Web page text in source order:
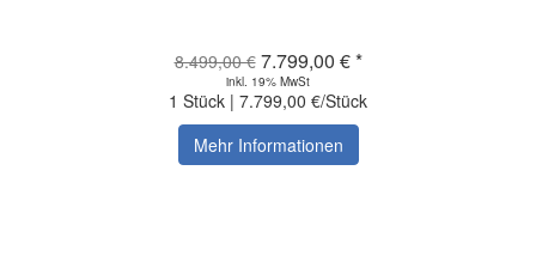
8.499,00 € 7.799,00 € *
inkl. 19% MwSt
1 Stück | 7.799,00 €/Stück
Mehr Informationen